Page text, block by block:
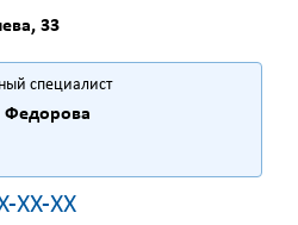
33
специалист
XX-XX